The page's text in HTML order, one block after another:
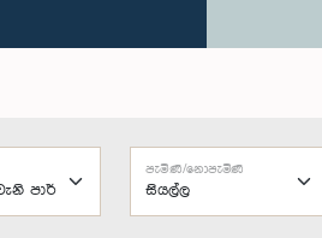
පැමිණි/නොපැමිණි